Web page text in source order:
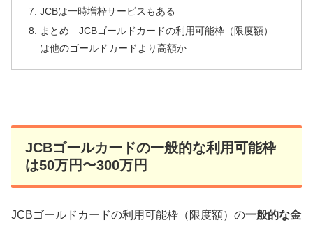
JCBは一時増枠サービスもある
まとめ JCBゴールドカードの利用可能枠（限度額）
は他のゴールドカードより高額か
JCBゴールカードの一般的な利用可能枠
は50万円〜300万円
JCBゴールドカードの利用可能枠（限度額）の一般的な金